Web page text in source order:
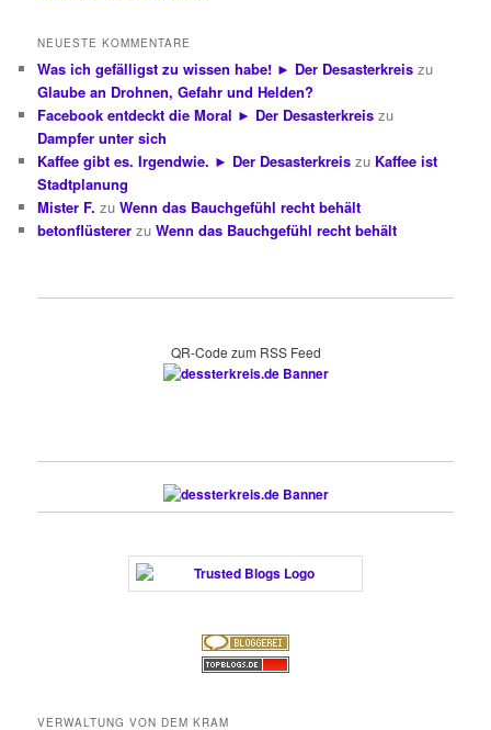
NEUESTE KOMMENTARE
Was ich gefälligst zu wissen habe! ► Der Desasterkreis zu
Glaube an Drohnen, Gefahr und Helden?
Facebook entdeckt die Moral ► Der Desasterkreis zu
Dampfer unter sich
Kaffee gibt es. Irgendwie. ► Der Desasterkreis zu Kaffee ist
Stadtplanung
Mister F. zuWenn das Bauchgefühl recht behält
betonflüsterer zuWenn das Bauchgefühl recht behält
QR-Code zum RSS Feed
VERWALTUNG VON DEM KRAM